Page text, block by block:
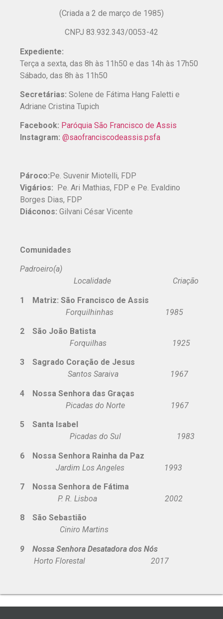
(Criada a 2 de março de 1985)
CNPJ 83.932.343/0053-42
Expediente:
Terça a sexta, das 8h às 11h50 e das 14h às 17h50
Sábado, das 8h às 11h50
Secretárias: Solene de Fátima Hang Faletti e
Adriane Cristina Tupich
Facebook: Paróquia São Francisco de Assis
Instagram: @saofranciscodeassis.psfa
Pároco:Pe. Suvenir Miotelli, FDP
Vigários: Pe. Ari Mathias, FDP e Pe. Evaldino
Borges Dias, FDP
Diáconos: Gilvani César Vicente
Comunidades
Padroeiro(a)
Localidade Criação
1 Matriz: São Francisco de Assis
Forquilhinhas 1985
2 São João Batista
Forquilhas 1925
3 Sagrado Coração de Jesus
Santos Saraiva 1967
4 Nossa Senhora das Graças
Picadas do Norte 1967
5 Santa Isabel
Picadas do Sul 1983
6 Nossa Senhora Rainha da Paz
Jardim Los Angeles 1993
7 Nossa Senhora de Fátima
P. R. Lisboa 2002
8 São Sebastião
Ciniro Martins
9 Nossa Senhora Desatadora dos Nós
Horto Florestal 2017